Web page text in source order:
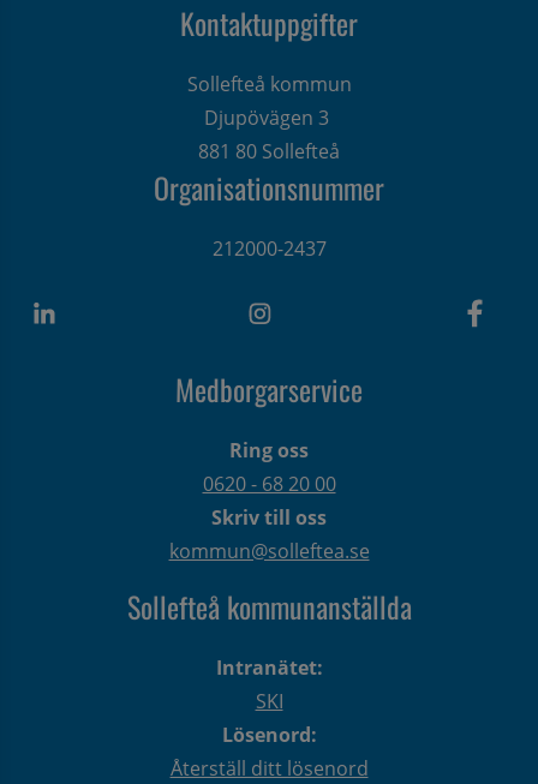
Kontaktuppgifter
Sollefteå kommun
Djupövägen 3
881 80 Sollefteå
Organisationsnummer
212000-2437
Medborgarservice
Ring oss
0620 - 68 20 00
Skriv till oss
kommun@solleftea.se
Sollefteå kommunanställda
Intranätet:
SKI
Lösenord:
Återställ ditt lösenord